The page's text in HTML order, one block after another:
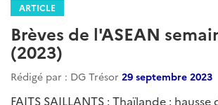
ARTICLE
Brèves de l'ASEAN
(2023)
Rédigé par : DG Trésor 29 septembre 2023
FAITS SAILLANTS : Thaïlande :